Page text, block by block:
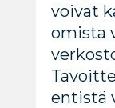
voivat
omista
entistä